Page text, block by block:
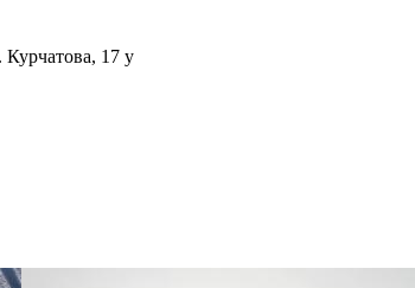
Курчатова, 17 у